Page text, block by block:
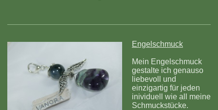
Engelschmuck
Mein Engelschmuck
gestalte ich genauso
liebevoll und
einzigartig für jeden
inividuell wie all meine
Schmuckstücke.